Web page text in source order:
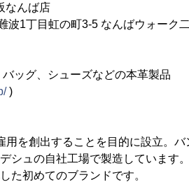
なんば店
1丁目虹の町3-5 なんばウォーク
ッグ、シューズなどの本革製品
)
を創出することを目的に設立。
シュの自社工場で製造しています
た初めてのブランドです。